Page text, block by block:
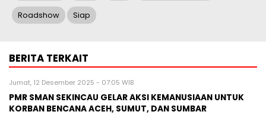
Roadshow Siap
BERITA TERKAIT
Jumat, 12 Desember 2025 - 07:05 WIB
PMR SMAN SEKINCAU GELAR AKSI KEMANUSIAAN UNTUK
KORBAN BENCANA ACEH, SUMUT, DAN SUMBAR